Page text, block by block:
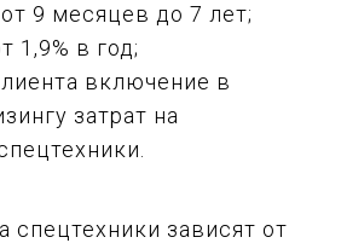
9 месяцев до 7 лет;
1,9% в год;
включение в
затрат на
спецтехники зависят от